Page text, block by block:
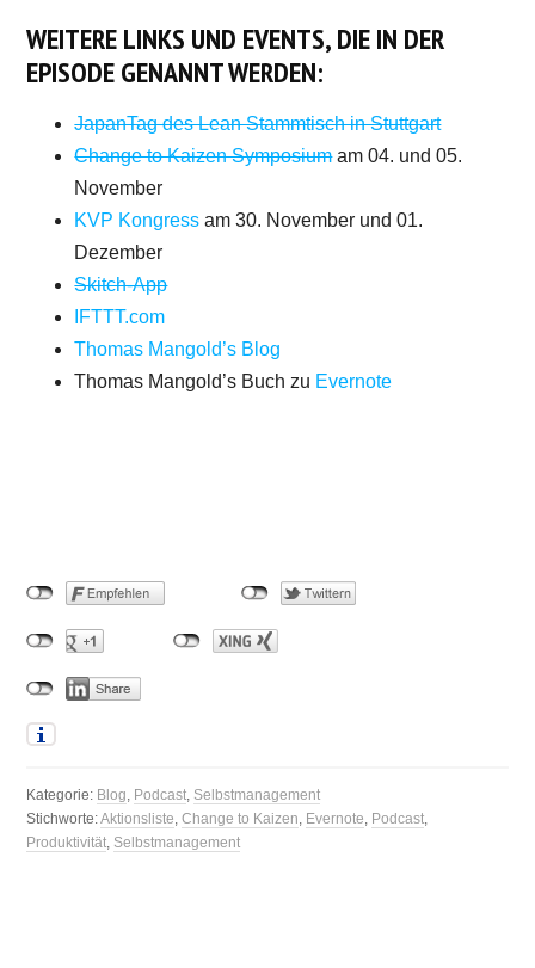
WEITERE LINKS UND EVENTS, DIE IN DER
EPISODE GENANNT WERDEN:
JapanTag des Lean Stammtisch in Stuttgart
Change to Kaizen Symposiumam 04. und 05.
November
KVP Kongress am 30. November und 01.
Dezember
Skitch-App
IFTTT.com
Thomas Mangold’s Blog
Thomas Mangold’s Buch zu Evernote
Kategorie: Blog, Podcast, Selbstmanagement
Stichworte:Aktionsliste,Change to Kaizen, Evernote, Podcast,
Produktivität, Selbstmanagement